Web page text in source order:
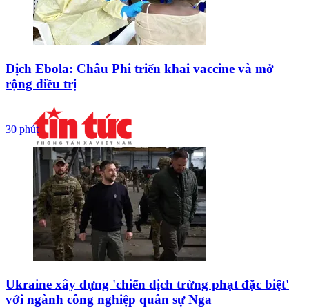
Dịch Ebola: Châu Phi triển khai vaccine và mở
rộng điều trị
30 phút
Ukraine xây dựng 'chiến dịch trừng phạt đặc biệt'
với ngành công nghiệp quân sự Nga